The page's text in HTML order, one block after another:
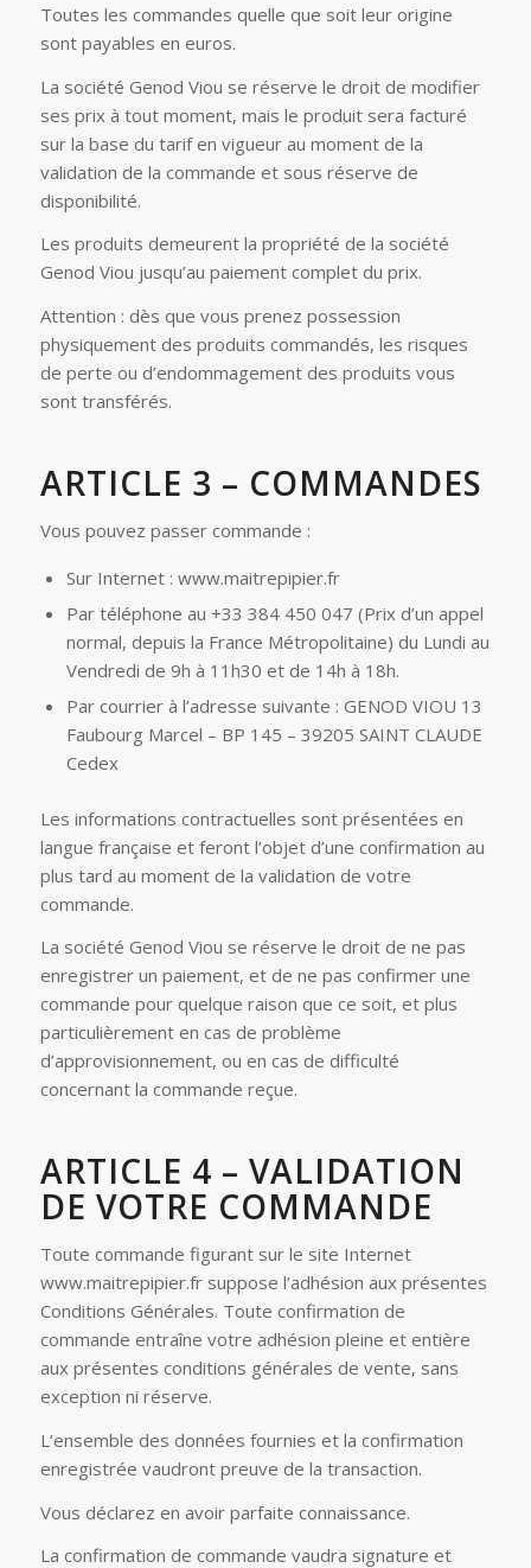
Toutes les commandes quelle que soit leur origine
sont payables en euros.
La société Genod Viou se réserve le droit de modifier
ses prix à tout moment, mais le produit sera facturé
sur la base du tarif en vigueur au moment de la
validation de la commande et sous réserve de
disponibilité.
Les produits demeurent la propriété de la société
Genod Viou jusqu’au paiement complet du prix.
Attention : dès que vous prenez possession
physiquement des produits commandés, les risques
de perte ou d’endommagement des produits vous
sont transférés.
ARTICLE 3 – COMMANDES
Vous pouvez passer commande :
Sur Internet : www.maitrepipier.fr
Par téléphone au +33 384 450 047 (Prix d’un appel
normal, depuis la France Métropolitaine) du Lundi au
Vendredi de 9h à 11h30 et de 14h à 18h.
Par courrier à l’adresse suivante : GENOD VIOU 13
Faubourg Marcel – BP 145 – 39205 SAINT CLAUDE
Cedex
Les informations contractuelles sont présentées en
langue française et feront l’objet d’une confirmation au
plus tard au moment de la validation de votre
commande.
La société Genod Viou se réserve le droit de ne pas
enregistrer un paiement, et de ne pas confirmer une
commande pour quelque raison que ce soit, et plus
particulièrement en cas de problème
d’approvisionnement, ou en cas de difficulté
concernant la commande reçue.
ARTICLE 4 – VALIDATION
DE VOTRE COMMANDE
Toute commande figurant sur le site Internet
www.maitrepipier.fr suppose l’adhésion aux présentes
Conditions Générales. Toute confirmation de
commande entraîne votre adhésion pleine et entière
aux présentes conditions générales de vente, sans
exception ni réserve.
L’ensemble des données fournies et la confirmation
enregistrée vaudront preuve de la transaction.
Vous déclarez en avoir parfaite connaissance.
La confirmation de commande vaudra signature et